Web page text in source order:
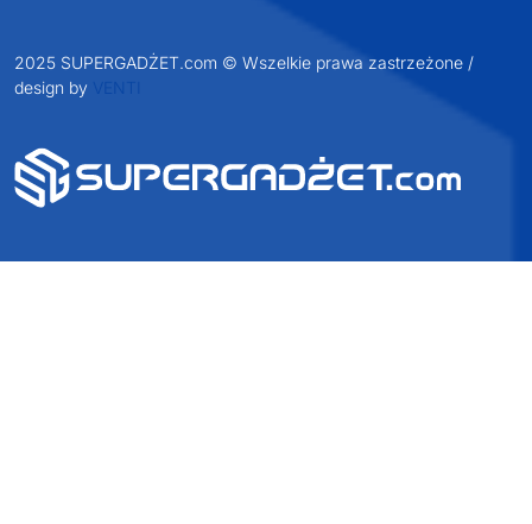
2025 SUPERGADŻET.com © Wszelkie prawa zastrzeżone /
design by VENTI